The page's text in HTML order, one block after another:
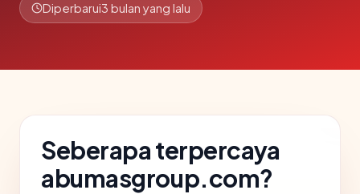
Diperbarui3 bulan yang lalu
Seberapa terpercaya
abumasgroup.com?